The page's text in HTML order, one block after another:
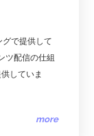
で提供して
ツ配信の仕組
していま
more